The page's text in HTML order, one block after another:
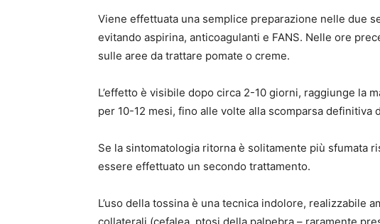
Viene effettuata una semplice preparazione nelle due
evitando aspirina, anticoagulanti e FANS. Nelle ore
sulle aree da trattare pomate o creme.
L’effetto è visibile dopo circa 2-10 giorni, raggiunge la
per 10-12 mesi, fino alle volte alla scomparsa definitiva
Se la sintomatologia ritorna è solitamente più sfumata
essere effettuato un secondo trattamento.
L’uso della tossina è una tecnica indolore, realizzabile